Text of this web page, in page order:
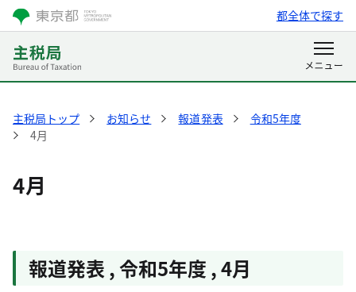
都全体で探す
主税局トップ お知らせ 報道発表
令和5年度
4月
4月
報道発表 , 令和5年度 , 4月